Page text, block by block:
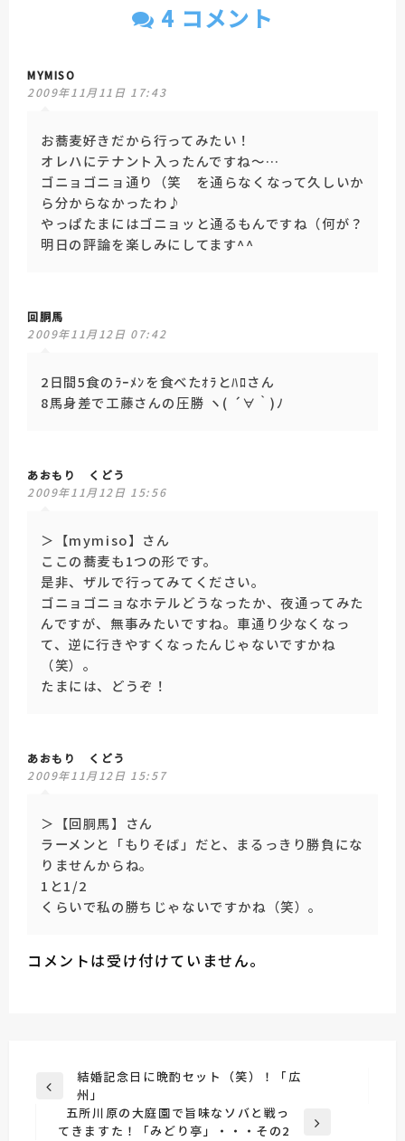
4 コメント
MYMISO
2009年11月11日 17:43
お蕎麦好きだから行ってみたい！
オレハにテナント入ったんですね～…
ゴニョゴニョ通り（笑 を通らなくなって久しいか
ら分からなかったわ♪
やっぱたまにはゴニョッと通るもんですね（何が？
明日の評論を楽しみにしてます^^
回胴馬
2009年11月12日 07:42
2日間5食のﾗｰﾒﾝを食べたｵﾗとﾊﾛさん
8馬身差で工藤さんの圧勝 ヽ( ´∀｀)ﾉ
あおもり くどう
2009年11月12日 15:56
＞【mymiso】さん
ここの蕎麦も1つの形です。
是非、ザルで行ってみてください。
ゴニョゴニョなホテルどうなったか、夜通ってみた
んですが、無事みたいですね。車通り少なくなっ
て、逆に行きやすくなったんじゃないですかね
（笑）。
たまには、どうぞ！
あおもり くどう
2009年11月12日 15:57
＞【回胴馬】さん
ラーメンと「もりそば」だと、まるっきり勝負にな
りませんからね。
1と1/2
くらいで私の勝ちじゃないですかね（笑）。
コメントは受け付けていません。
投
前
結婚記念日に晩酌セット（笑）！「広
州」
次
五所川原の大庭園で旨味なソバと戦っ
てきますた！「みどり亭」・・・その2